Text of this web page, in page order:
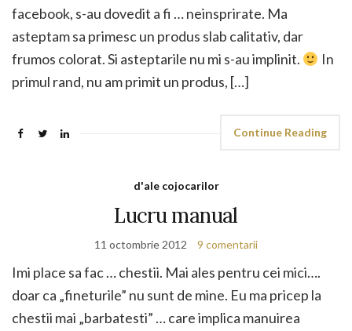
facebook, s-au dovedit a fi … neinsprirate. Ma
asteptam sa primesc un produs slab calitativ, dar
frumos colorat. Si asteptarile nu mi s-au implinit.
In
primul rand, nu am primit un produs, […]
Continue Reading
d'ale cojocarilor
Lucru manual
11 octombrie 2012 9 comentarii
Imi place sa fac … chestii. Mai ales pentru cei mici….
doar ca „fineturile” nu sunt de mine. Eu ma pricep la
chestii mai „barbatesti” … care implica manuirea